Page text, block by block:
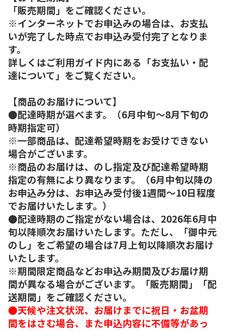
「販売期間」をご確認ください。
※インターネットでお申込みの場合は、お支払
いが完了した時点でお申込み受付完了となりま
す。
詳しくはご利用ガイド内にある「お支払い・配
達について」をご覧ください。
【商品のお届けについて】
●配達時期が選べます。（6月中旬～8月下旬の
時期指定可）
※一部商品は、配達希望時期をお受けできない
場合がございます。
※商品のお届けは、のし指定及び配達希望時期
指定の有無により異なります。（6月中旬以降の
お申込み分は、お申込み受付後1週間～10日程度
でお届けいたします。）
●配達時期のご指定がない場合は、2026年6月中
旬以降順次お届けいたします。ただし、「御中元
のし」をご希望の場合は7月上旬以降順次お届け
いたします。
※期間限定商品などお申込み期間及びお届け期
間が異なる場合がございます。「販売期間」「配
送期間」をご確認ください。
●天候や注文状況、お届けまでに祝日・お盆期
間をはさむ場合、また申込内容に不備等があっ